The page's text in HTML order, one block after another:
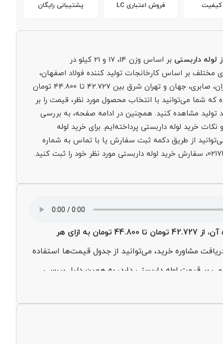
کیفیت فروش اعتباری LC پشتیبانی رایگان
لوله داربستی
بر اساس وزن 14، 17 و 21 کیلو در
بر اساس کارخانجات تولید کننده فولاد اصفهان،
داربست یاران، صابری، جهان و تهران شرق بین 42.727 تا 44.800 تومان
که شما می‌توانید با انتخاب محصول مورد نظر، قیمت را بر
تولید مشاهده کنید. همچنین در ادامه صفحه، به بررسی
نکات خرید لوله داربستی پرداخته‌ایم. برای خرید لوله
از طریق دکمه ثبت سفارش یا با تماس به شماره
قیمت لوله داربست امروز شنبه، 19 مهر بسته به ضخامت، سایز و برند تولیدکننده آن، از 42.727 تومان تا 44.800 تومان به ازای هر
مشاوره خرید، می‌توانید از جدول قیمت‌ها استفاده
بر قیمت لوله داربستی دارد، به همین دلیل بررسی
پبش از خرید این محصول اهمیت زیادی دارد. فولادسل